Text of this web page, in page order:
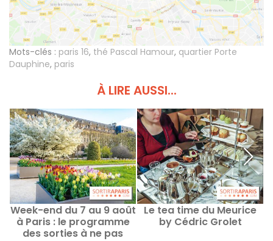
Mots-clés : paris 16, thé Pascal Hamour, quartier Porte
Dauphine, paris
À LIRE AUSSI...
Week-end du 7 au 9 août
à Paris : le programme
des sorties à ne pas
Le tea time du Meurice
by Cédric Grolet